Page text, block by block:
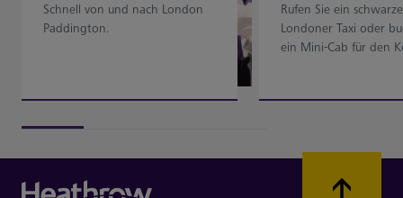
Schnell von und nach London
Paddington.
Rufen Sie ein
Londoner Taxi oder
ein Mini-Cab für den